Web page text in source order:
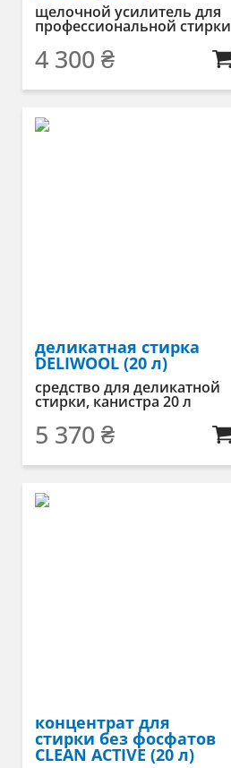
щелочной усилитель для
профессиональной стирки
4 300 ₴
деликатная стирка
DELIWOOL (20 л)
средство для деликатной
стирки, канистра 20 л
5 370 ₴
концентрат для
стирки без фосфатов
CLEAN ACTIVE (20 л)